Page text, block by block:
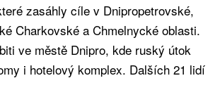
zasáhly cíle v Dnipropetrovské,
Charkovské a Chmelnycké oblasti.
ve městě Dnipro, kde ruský útok
i hotelový komplex. Dalších 21 lidí